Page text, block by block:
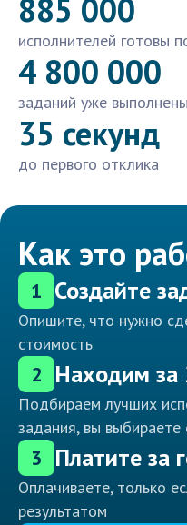
885 000
исполнителей готовы
4 800 000
заданий уже выполнены
35 секунд
до первого отклика
Как это
1 Создайте
Опишите, что нужно
стоимость
2 Находим
Подбираем лучших
задания, вы выбираете
3 Платите за
Оплачиваете, только
результатом